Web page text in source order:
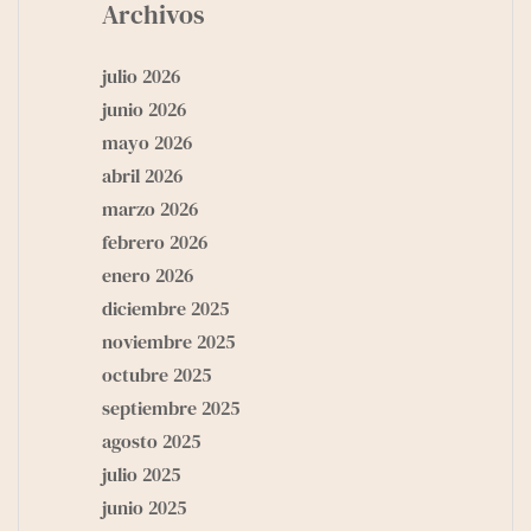
Archivos
julio 2026
junio 2026
mayo 2026
abril 2026
marzo 2026
febrero 2026
enero 2026
diciembre 2025
noviembre 2025
octubre 2025
septiembre 2025
agosto 2025
julio 2025
junio 2025